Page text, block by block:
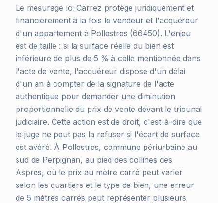
Le mesurage loi Carrez protège juridiquement et
financièrement à la fois le vendeur et l'acquéreur
d'un appartement à Pollestres (66450). L'enjeu
est de taille : si la surface réelle du bien est
inférieure de plus de 5 % à celle mentionnée dans
l'acte de vente, l'acquéreur dispose d'un délai
d'un an à compter de la signature de l'acte
authentique pour demander une diminution
proportionnelle du prix de vente devant le tribunal
judiciaire. Cette action est de droit, c'est-à-dire que
le juge ne peut pas la refuser si l'écart de surface
est avéré. À Pollestres, commune périurbaine au
sud de Perpignan, au pied des collines des
Aspres, où le prix au mètre carré peut varier
selon les quartiers et le type de bien, une erreur
de 5 mètres carrés peut représenter plusieurs